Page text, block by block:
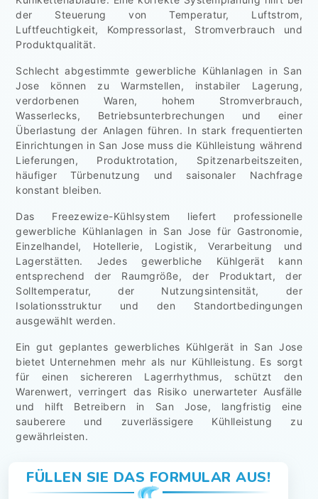
der Steuerung von Temperatur, Luftstrom,
Luftfeuchtigkeit, Kompressorlast, Stromverbrauch und
Produktqualität.
Schlecht abgestimmte gewerbliche Kühlanlagen in San
Jose können zu Warmstellen, instabiler Lagerung,
verdorbenen Waren, hohem Stromverbrauch,
Wasserlecks, Betriebsunterbrechungen und einer
Überlastung der Anlagen führen. In stark frequentierten
Einrichtungen in San Jose muss die Kühlleistung während
Lieferungen, Produktrotation, Spitzenarbeitszeiten,
häufiger Türbenutzung und saisonaler Nachfrage
konstant bleiben.
Das Freezewize-Kühlsystem liefert professionelle
gewerbliche Kühlanlagen in San Jose für Gastronomie,
Einzelhandel, Hotellerie, Logistik, Verarbeitung und
Lagerstätten. Jedes gewerbliche Kühlgerät kann
entsprechend der Raumgröße, der Produktart, der
Solltemperatur, der Nutzungsintensität, der
Isolationsstruktur und den Standortbedingungen
ausgewählt werden.
Ein gut geplantes gewerbliches Kühlgerät in San Jose
bietet Unternehmen mehr als nur Kühlleistung. Es sorgt
für einen sichereren Lagerrhythmus, schützt den
Warenwert, verringert das Risiko unerwarteter Ausfälle
und hilft Betreibern in San Jose, langfristig eine
sauberere und zuverlässigere Kühlleistung zu
gewährleisten.
FÜLLEN SIE DAS FORMULAR AUS!